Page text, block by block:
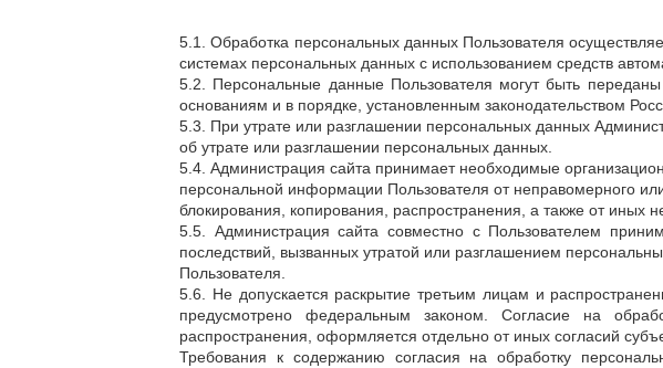
5.1. Обработка персональных данных Пользователя
системах персональных данных с использованием средств
5.2. Персональные данные Пользователя могут быть
основаниям и в порядке, установленным законодательством
5.3. При утрате или разглашении персональных данных
об утрате или разглашении персональных данных.
5.4. Администрация сайта принимает необходимые
персональной информации Пользователя от неправомерного
блокирования, копирования, распространения, а также от иных
5.5. Администрация сайта совместно с Пользователем
последствий, вызванных утратой или разглашением
Пользователя.
5.6. Не допускается раскрытие третьим лицам и
предусмотрено федеральным законом. Согласие на
распространения, оформляется отдельно от иных согласий
Требования к содержанию согласия на обработку